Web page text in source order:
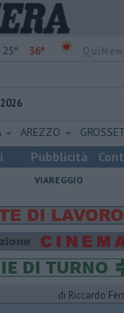
25° 36°
AREZZO
Pubblicità
VIAREGGIO
di Riccardo